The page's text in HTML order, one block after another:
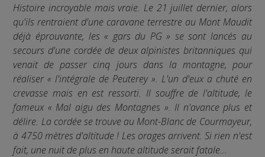
Histoire incroyable mais vraie. Le 21 juillet dernier, alors
qu'ils rentraient d'une caravane terrestre au Mont Maudit
déjà éprouvante, les « gars du PG » se sont lancés au
secours d'une cordée de deux alpinistes britanniques qui
venait de passer cinq jours dans la montagne, pour
réaliser « l'intégrale de Peuterey ». L'un d'eux a chuté en
crevasse mais en est ressorti. Il souffre de l'altitude, le
fameux « Mal aigu des Montagnes ». Il n'avance plus et
délire. La cordée se trouve au Mont-Blanc de Courmayeur,
à 4750 mètres d'altitude ! Les orages arrivent. Si rien n'est
fait, une nuit de plus en haute altitude serait fatale...